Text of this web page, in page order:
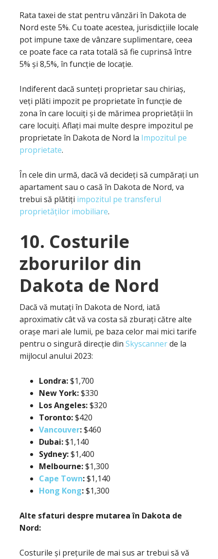
Rata taxei de stat pentru vânzări în Dakota de
Nord este 5%. Cu toate acestea, jurisdicțiile locale
pot impune taxe de vânzare suplimentare, ceea
ce poate face ca rata totală să fie cuprinsă între
5% și 8,5%, în funcție de locație.
Indiferent dacă sunteți proprietar sau chiriaș,
veți plăti impozit pe proprietate în funcție de
zona în care locuiți și de mărimea proprietății în
care locuiți. Aflați mai multe despre impozitul pe
proprietate în Dakota de Nord la Impozitul pe
proprietate.
În cele din urmă, dacă vă decideți să cumpărați un
apartament sau o casă în Dakota de Nord, va
trebui să plătiți impozitul pe transferul
proprietăților imobiliare.
10. Costurile
zborurilor din
Dakota de Nord
Dacă vă mutați în Dakota de Nord, iată
aproximativ cât vă va costa să zburați către alte
orașe mari ale lumii, pe baza celor mai mici tarife
pentru o singură direcție din Skyscannerde la
mijlocul anului 2023:
Londra:$1,700
New York:$330
Los Angeles:$320
Toronto:$420
Vancouver:$460
Dubai:$1,140
Sydney:$1,400
Melbourne:$1,300
Cape Town:$1,140
Hong Kong:$1,300
Alte sfaturi despre mutarea în Dakota de
Nord:
Costurile și prețurile de mai sus ar trebui să vă